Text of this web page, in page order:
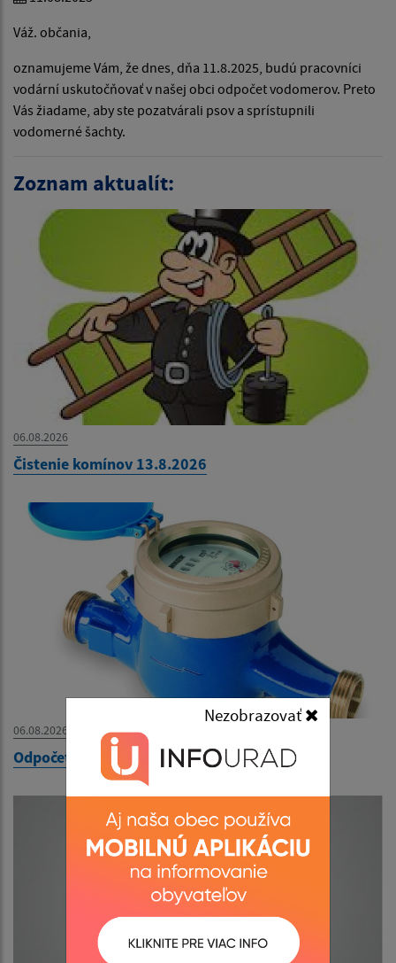
Nezobrazovať
Váž. občania,
oznamujeme Vám, že dnes, dňa 11.8.2025, budú pracovníci
vodární uskutočňovať v našej obci odpočet vodomerov. Preto
Vás žiadame, aby ste pozatvárali psov a sprístupnili
vodomerné šachty.
Zoznam aktualít:
06.08.2026
Čistenie komínov 13.8.2026
06.08.2026
Odpočet vodomerov 6.8.2026